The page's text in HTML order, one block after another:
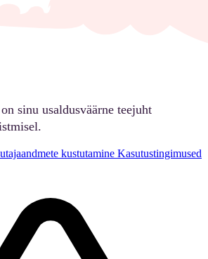
sinu usaldusväärne teejuht
kustutamine Kasutustingimused